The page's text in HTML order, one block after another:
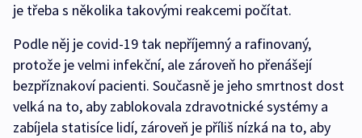
je třeba s několika takovými reakcemi počítat.
Podle něj je covid-19 tak nepříjemný a rafinovaný,
protože je velmi infekční, ale zároveň ho přenášejí
bezpříznakoví pacienti. Současně je jeho smrtnost dost
velká na to, aby zablokovala zdravotnické systémy a
zabíjela statisíce lidí, zároveň je příliš nízká na to, aby